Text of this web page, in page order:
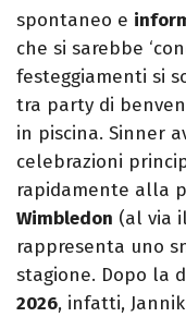
spontaneo e
che si sarebbe
festeggiamenti si
tra party di
in piscina. Sinner
celebrazioni
rapidamente alla
Wimbledon (al via
rappresenta uno
stagione. Dopo la
2026, infatti,